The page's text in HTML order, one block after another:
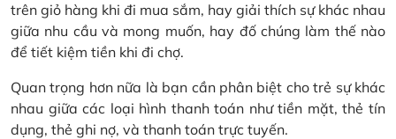
trên giỏ hàng khi đi mua sắm, hay giải thích sự khác nhau
giữa nhu cầu và mong muốn, hay đố chúng làm thế nào
để tiết kiệm tiền khi đi chợ.
Quan trọng hơn nữa là bạn cần phân biệt cho trẻ sự khác
nhau giữa các loại hình thanh toán như tiền mặt, thẻ tín
dụng, thẻ ghi nợ, và thanh toán trực tuyến.